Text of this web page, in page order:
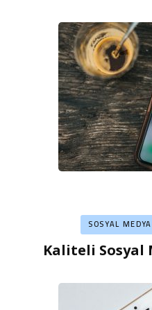
SOSYAL
Kaliteli Sosyal